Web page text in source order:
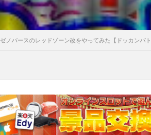
ゼノバースのレッドゾーン改をやってみた【ドッカンバト